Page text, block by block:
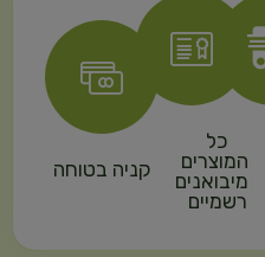
כל
המוצרים
מיבואנים
רשמיים
קניה בטוחה